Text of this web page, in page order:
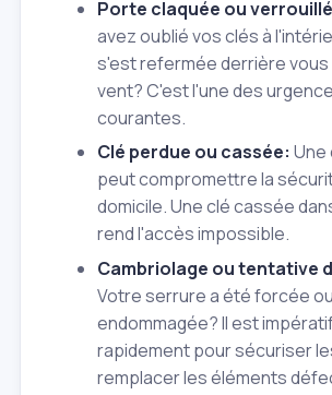
Porte claquée ou
avez oublié vos clés à
s'est refermée derrière vous
vent? C'est l'une des
courantes.
Clé perdue ou cassée: Une
peut compromettre la
domicile. Une clé cassée
rend l'accès impossible.
Cambriolage ou tentative
Votre serrure a été forcée ou
endommagée? Il est
rapidement pour sécuriser
remplacer les éléments